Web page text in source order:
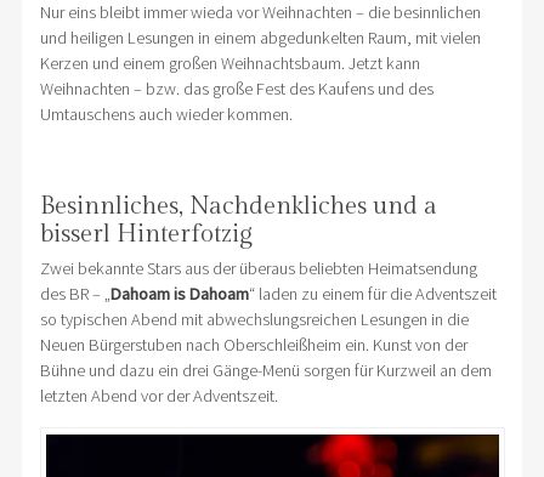
Nur eins bleibt immer wieda vor Weihnachten – die besinnlichen
und heiligen Lesungen in einem abgedunkelten Raum, mit vielen
Kerzen und einem großen Weihnachtsbaum. Jetzt kann
Weihnachten – bzw. das große Fest des Kaufens und des
Umtauschens auch wieder kommen.
Besinnliches, Nachdenkliches und a
bisserl Hinterfotzig
Zwei bekannte Stars aus der überaus beliebten Heimatsendung
des BR – „Dahoam is Dahoam“ laden zu einem für die Adventszeit
so typischen Abend mit abwechslungsreichen Lesungen in die
Neuen Bürgerstuben nach Oberschleißheim ein. Kunst von der
Bühne und dazu ein drei Gänge-Menü sorgen für Kurzweil an dem
letzten Abend vor der Adventszeit.